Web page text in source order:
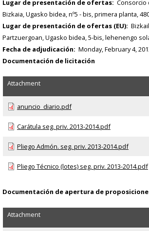
Lugar de presentación de ofertas
Bizkaia, Ugasko bidea, nº5 - bis, primera planta,
Lugar de presentación de ofertas (EU)
Partzuergoan, Ugasko bidea, 5-bis, lehenengo
Fecha de adjudicación
Monday, February 4,
Documentación de licitación
Attachment
anuncio_diario.pdf
Carátula seg. priv. 2013-2014.pdf
Pliego Admón. seg. priv. 2013-2014.pdf
Pliego Técnico (lotes) seg. priv. 2013-2014.pdf
Documentación de apertura de
Attachment